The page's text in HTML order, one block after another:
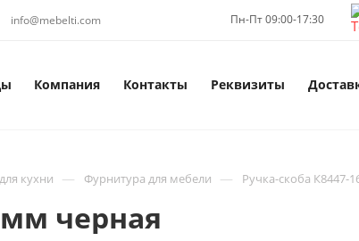
info@mebelti.com Пн-Пт 09:00-17:30
Компания Контакты Реквизиты
кухни — Фурнитура для мебели — Ручка-скоба К8447-
мм черная